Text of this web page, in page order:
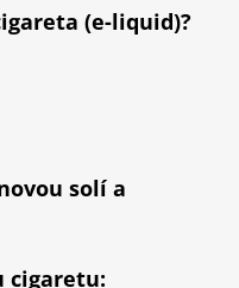
(e-liquid)?
solí a
cigaretu: